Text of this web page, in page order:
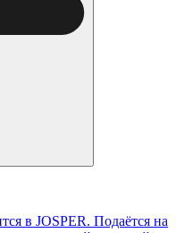
в JOSPER. Подаётся на